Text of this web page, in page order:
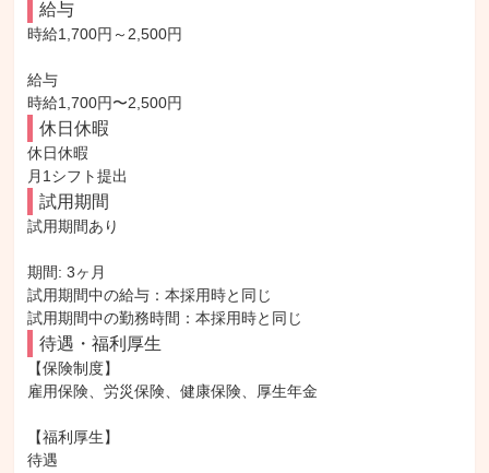
給与
時給1,700円～2,500円
給与
時給1,700円〜2,500円
休日休暇
休日休暇
月1シフト提出
試用期間
試用期間あり
期間: 3ヶ月
試用期間中の給与：本採用時と同じ
待遇・福利厚生
【保険制度】
雇用保険、労災保険、健康保険、厚生年金
【福利厚生】
待遇